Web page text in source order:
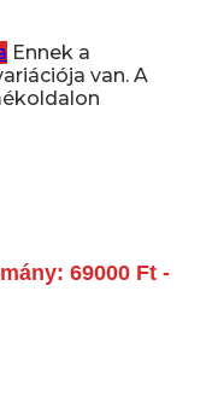
Ennek a
van. A
69000 Ft -